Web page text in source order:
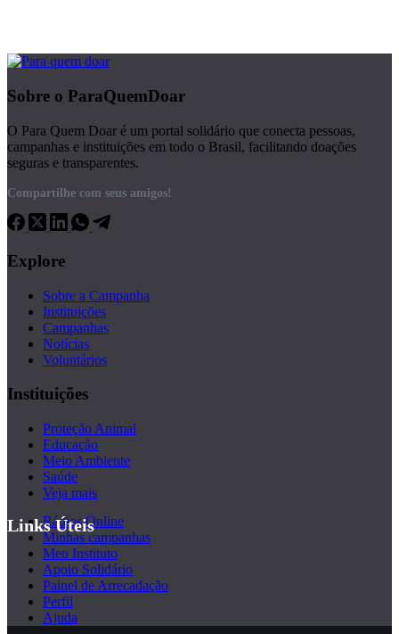
Sobre o ParaQuemDoar
O Para Quem Doar é um portal solidário que conecta pessoas,
campanhas e instituições em todo o Brasil, facilitando doações
seguras e transparentes.
Compartilhe com seus amigos!
Explore
Sobre a Campanha
Instituições
Campanhas
Notícias
Voluntários
Instituições
Proteção Animal
Educação
Meio Ambiente
Saúde
Veja mais
Links Úteis
Rádios Online
Minhas campanhas
Meu Instituto
Apoio Solidário
Painel de Arrecadação
Perfil
Ajuda